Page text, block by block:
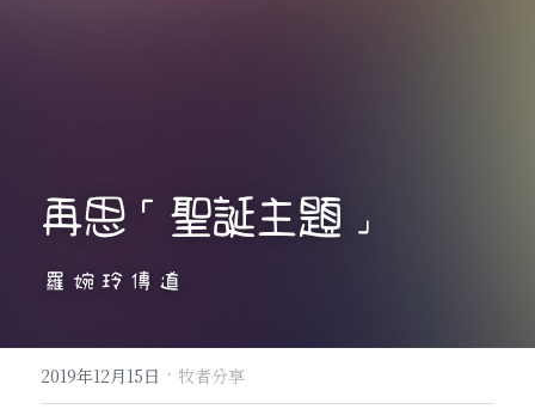
再思「聖誕主題」
羅婉玲傳道
2019年12月15日 · 牧者分享